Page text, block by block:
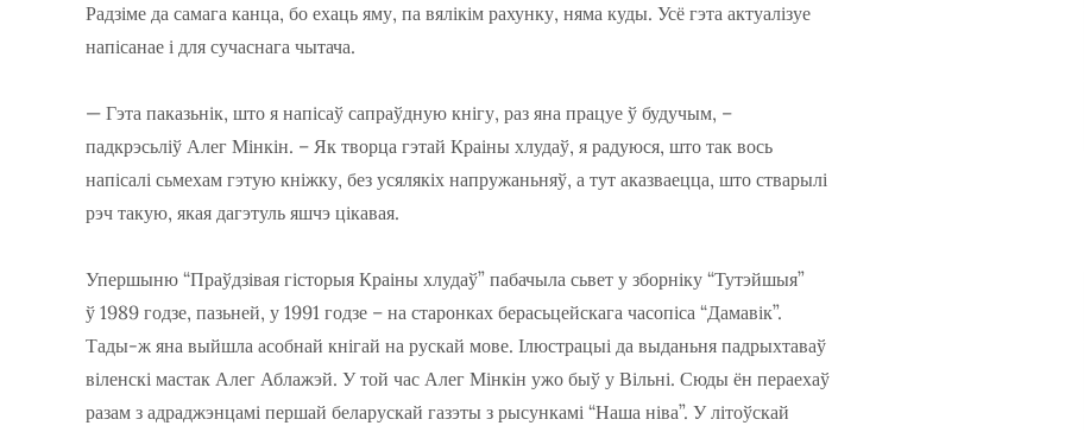
Радзіме да самага канца, бо ехаць яму, па вялікім рахунку, няма куды. Усё гэта актуалізуе
напісанае і для сучаснага чытача.
— Гэта паказьнік, што я напісаў сапраўдную кнігу, раз яна працуе ў будучым, –
падкрэсьліў Алег Мінкін. – Як творца гэтай Краіны хлудаў, я радуюся, што так вось
напісалі сьмехам гэтую кніжку, без усялякіх напружаньняў, а тут аказваецца, што стварылі
рэч такую, якая дагэтуль яшчэ цікавая.
Упершыню “Праўдзівая гісторыя Краіны хлудаў” пабачыла сьвет у зборніку “Тутэйшыя”
ў 1989 годзе, пазьней, у 1991 годзе – на старонках берасьцейскага часопіса “Дамавік”.
Тады-ж яна выйшла асобнай кнігай на рускай мове. Ілюстрацыі да выданьня падрыхтаваў
віленскі мастак Алег Аблажэй. У той час Алег Мінкін ужо быў у Вільні. Сюды ён пераехаў
разам з адраджэнцамі першай беларускай газэты з рысункамі “Наша ніва”. У літоўскай